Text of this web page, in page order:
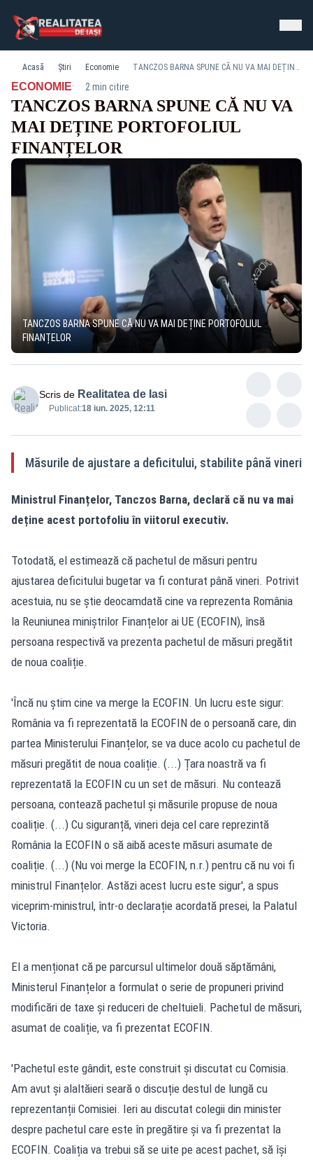
Acasă Știri Economie TANCZOS BARNA SPUNE CĂ NU VA MAI DEȚINE PORTOFOLIUL FINANȚELOR
ECONOMIE· 2 min citire
TANCZOS BARNA SPUNE CĂ NU VA
MAI DEȚINE PORTOFOLIUL
FINANȚELOR
TANCZOS BARNA SPUNE CĂ NU VA MAI DEȚINE PORTOFOLIUL
FINANȚELOR
Scris de Realitatea de Iasi
Publicat:18 iun. 2025, 12:11
Măsurile de ajustare a deficitului, stabilite până vineri
Ministrul Finanțelor, Tanczos Barna, declară că nu va mai
deține acest portofoliu în viitorul executiv.
Totodată, el estimează că pachetul de măsuri pentru
ajustarea deficitului bugetar va fi conturat până vineri. Potrivit
acestuia, nu se știe deocamdată cine va reprezenta România
la Reuniunea miniștrilor Finanțelor ai UE (ECOFIN), însă
persoana respectivă va prezenta pachetul de măsuri pregătit
de noua coaliție.
'Încă nu știm cine va merge la ECOFIN. Un lucru este sigur:
România va fi reprezentată la ECOFIN de o persoană care, din
partea Ministerului Finanțelor, se va duce acolo cu pachetul de
măsuri pregătit de noua coaliție. (...) Țara noastră va fi
reprezentată la ECOFIN cu un set de măsuri. Nu contează
persoana, contează pachetul și măsurile propuse de noua
coaliție. (...) Cu siguranță, vineri deja cel care reprezintă
România la ECOFIN o să aibă aceste măsuri asumate de
coaliție. (...) (Nu voi merge la ECOFIN, n.r.) pentru că nu voi fi
ministrul Finanțelor. Astăzi acest lucru este sigur', a spus
viceprim-ministrul, într-o declarație acordată presei, la Palatul
Victoria.
El a menționat că pe parcursul ultimelor două săptămâni,
Ministerul Finanțelor a formulat o serie de propuneri privind
modificări de taxe și reduceri de cheltuieli. Pachetul de măsuri,
asumat de coaliție, va fi prezentat ECOFIN.
'Pachetul este gândit, este construit și discutat cu Comisia.
Am avut și alaltăieri seară o discuție destul de lungă cu
reprezentanții Comisiei. Ieri au discutat colegii din minister
despre pachetul care este în pregătire și va fi prezentat la
ECOFIN. Coaliția va trebui să se uite pe acest pachet, să își